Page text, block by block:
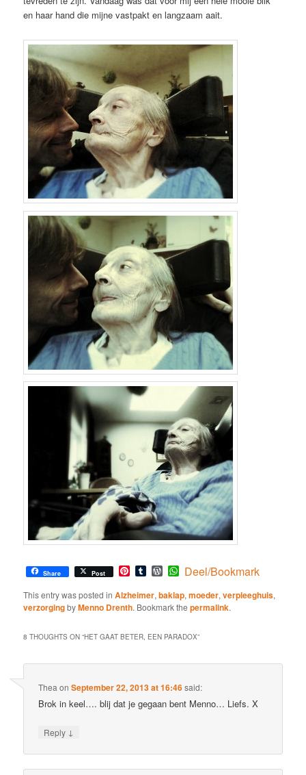
en haar hand die mijne vastpakt en langzaam aait.
Share Post Pinterest
TumblrWordPress
WhatsApp
Deel/Bookmark
This entry was posted inAlzheimer,baklap,moeder,verpleeghuis,
verzorgingbyMenno Drenth. Bookmark thepermalink.
8 THOUGHTS ON “HET GAAT BETER, EEN PARADOX”
Thea onSeptember 22, 2013 at 16:46said:
Brok in keel…. blij dat je gegaan bent Menno… Liefs. X
Reply ↓